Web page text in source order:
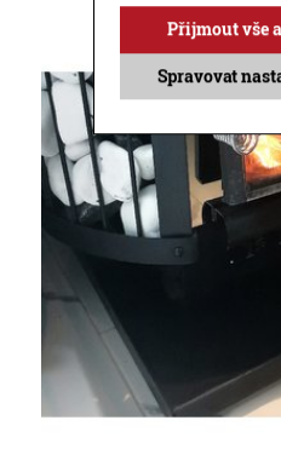
Spravovat
Přijmout vše